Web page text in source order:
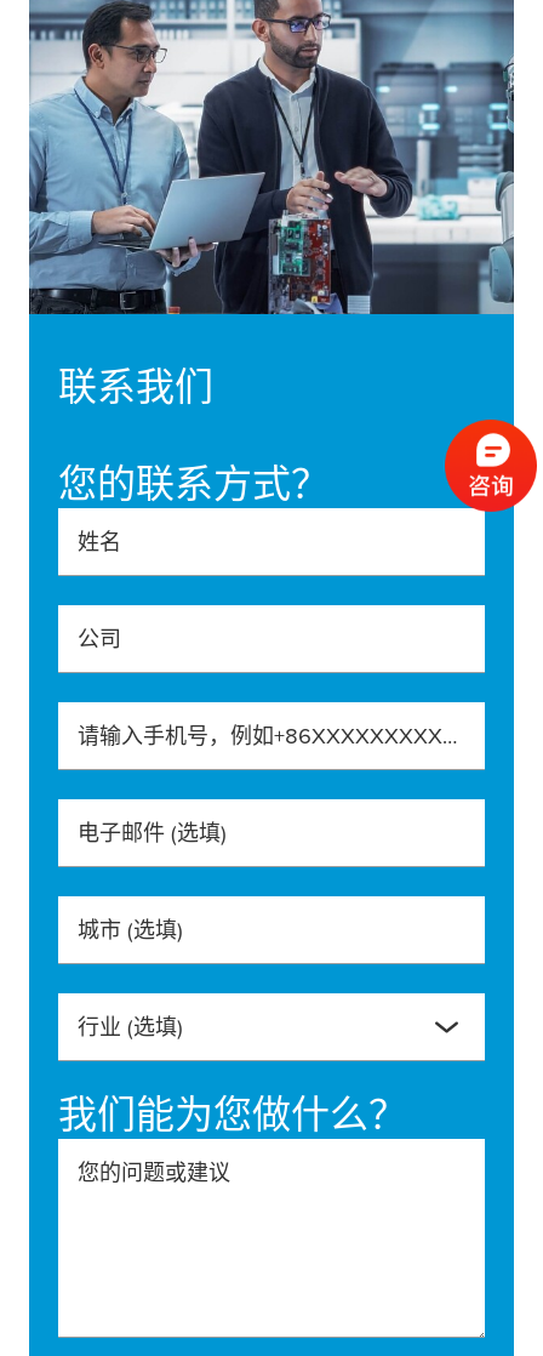
联系我们
您的联系方式？
姓名
公司
请输入手机号，例如+86XXXXXXXXXXX
电子邮件 (选填)
城市 (选填)
行业 (选填)
我们能为您做什么？
您的问题或建议